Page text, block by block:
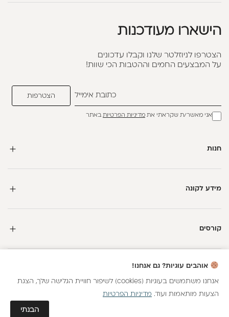
הישארו מעודכנות
הצטרפו לניוזלטר שלנו וקבלו עדכונים
על המבצעים החמים וההטבות הכי שוות!
אני מאשר/ת שקראתי את מדיניות הפרטיותבאתר
חנות
מידע לקונה
קורסים
כל הזכויות שמורות
אוהבים עוגיות? גם אנחנו!
אנחנו משתמשים בעוגיות (cookies) לשיפור חוויית הגלישה שלך, הצגת
הצעות מותאמות ועוד. מדיניות הפרטיות
הבנתי